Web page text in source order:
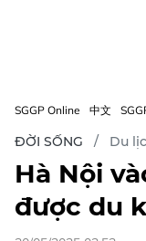
SGGP Online 中文
ĐỜI SỐNG Du
Hà Nội
được du